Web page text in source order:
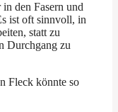
den Fasern und
ist oft sinnvoll, in
statt zu
Durchgang zu
Fleck könnte so